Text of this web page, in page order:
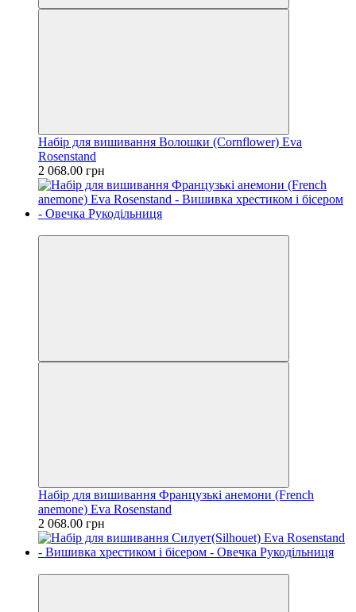
Набір для вишивання Волошки (Cornflower) Eva
Rosenstand
2 068.00 грн
Набір для вишивання Французькі анемони (French
anemone) Eva Rosenstand
2 068.00 грн